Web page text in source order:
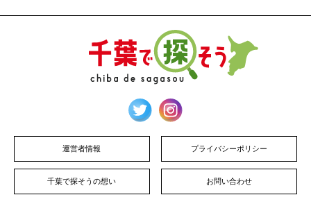
運営者情報 プライバシーポリシー
千葉で探そうの想い お問い合わせ